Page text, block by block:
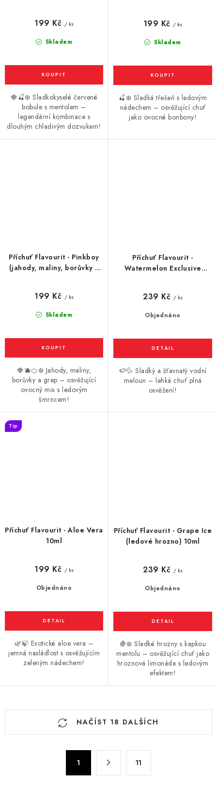
Skladem
199 Kč / ks
🍓🍒❄️ Sladkokyselé červené
bobule s mentolem –
legendární kombinace s
dlouhým chladivým dozvukem!
Skladem
199 Kč / ks
🍒❄️ Sladká třešeň s ledovým
nádechem – osvěžující chuť
jako ovocné bonbony!
Příchuť Flavourit - Pinkboy
(jahody, maliny, borůvky a
Skladem
199 Kč / ks
🍓🫐🍊❄️ Jahody, maliny,
borůvky a grep – osvěžující
ovocný mix s ledovým
šmrncem!
Příchuť Flavourit -
Watermelon Exclusive
Objednáno
239 Kč / ks
🍉💦 Sladký a šťavnatý vodní
meloun – lehká chuť plná
osvěžení!
Příchuť Flavourit - Aloe Vera
10ml
Tip
Objednáno
199 Kč / ks
🌿🍃 Exotické aloe vera –
jemná nasládlost s osvěžujícím
zeleným nádechem!
Příchuť Flavourit - Grape Ice
(ledové hrozno) 10ml
Objednáno
239 Kč / ks
🍇❄️ Sladké hrozny s kapkou
mentolu – osvěžující chuť jako
hroznová limonáda s ledovým
efektem!
O
NAČÍST 18 DALŠÍCH
1 11